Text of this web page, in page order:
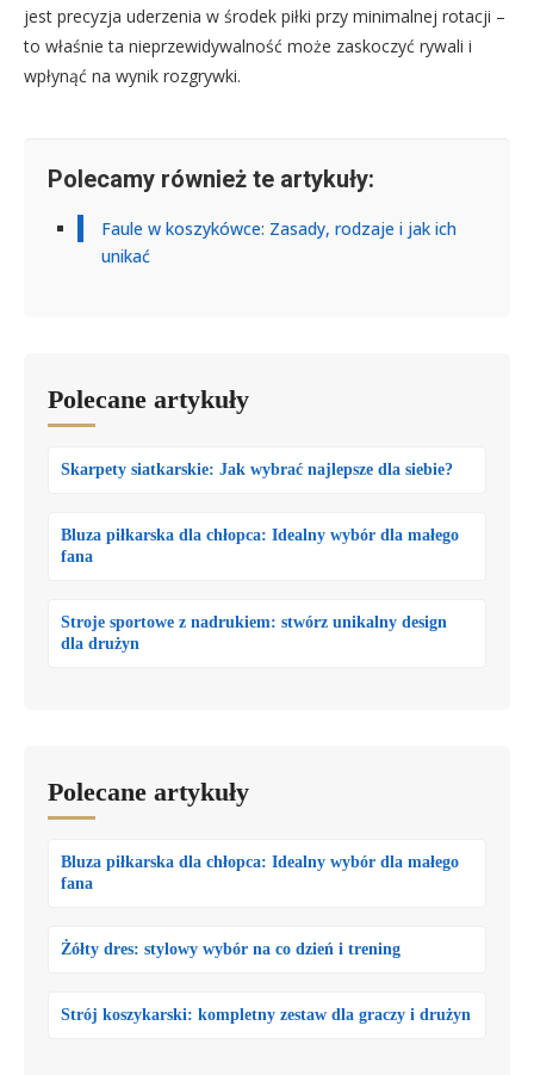
jest precyzja uderzenia w środek piłki przy minimalnej rotacji –
to właśnie ta nieprzewidywalność może zaskoczyć rywali i
wpłynąć na wynik rozgrywki.
Polecamy również te artykuły:
Faule w koszykówce: Zasady, rodzaje i jak ich
unikać
Polecane artykuły
Skarpety siatkarskie: Jak wybrać najlepsze dla siebie?
Bluza piłkarska dla chłopca: Idealny wybór dla małego
fana
Stroje sportowe z nadrukiem: stwórz unikalny design
dla drużyn
Polecane artykuły
Bluza piłkarska dla chłopca: Idealny wybór dla małego
fana
Żółty dres: stylowy wybór na co dzień i trening
Strój koszykarski: kompletny zestaw dla graczy i drużyn